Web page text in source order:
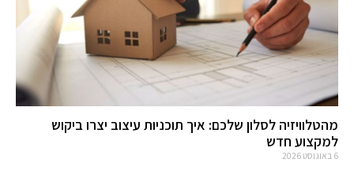
מהטלוויזיה לסלון שלכם: איך תוכניות עיצוב יצרו ביקוש
למקצוע חדש
6 באוגוסט 2026